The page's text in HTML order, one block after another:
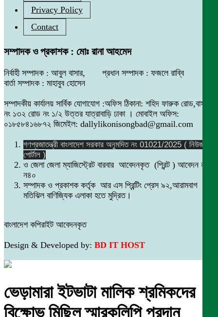
Privacy Policy
Contact
সম্পাদক ও প্রকাশক : মোঃ রানা আহমেদ
নির্বাহী সম্পাদক : আবুল বাসার, প্রধান সম্পাদক : ফজলে রাব্বি
বার্তা সম্পাদক : মাহাবুব হোসেন
সম্পাদকীয় কার্যালয় সার্বিক যোগাযোগ :অফিস ঠিকানা: শহিদ ফারুক রোড,বাসা
নং ১৩২ রোড নং ১/২ উত্তর যাত্রাবাড়ি ঢাকা । মোবাইল অফিস:
০১৮৫৮৪১৬৮৭২ জিমেইল: dallylikonisongbad@gmail.com
গণপ্রজাতন্ত্রী বাংলাদেশ সরকার অনুমদিত নং 01021/2025 ( নিউজ
পোর্টাল )
ও জেলা জেলা ম্যাজিস্ট্রেট বারবার আবেদনকৃত (প্রিন্ট ) আবেদন নং
ন৪০
সম্পাদক ও প্রকাশক কর্তৃক আর এস প্রিন্টিং প্রেস ৯২,আরামবাগ
মতিঝিল বাণিজ্যিক এলাকা হতে মুদ্রিত।
বাংলাদেশ কপিরাইট আবেদনকৃত
Design & Developed by: BD IT HOST
ভেড়ামারা ইটভাটা মালিক শ্রমিকদের
বিক্ষোভ মিছিল স্মারকলিপি প্রদান